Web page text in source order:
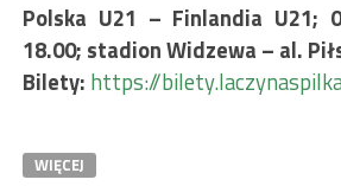
Polska U21 – Finlandia U21;
18.00; stadion Widzewa – al.
Bilety: https://
WIĘCEJ